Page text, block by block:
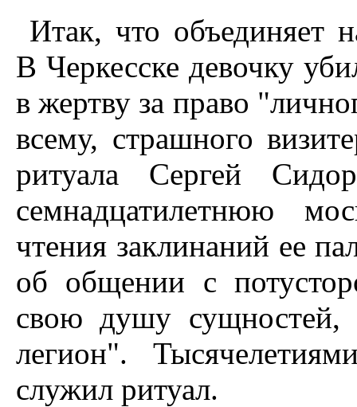
Итак, что объединяет
В Черкесске девочку
в жертву за право
всему, страшного
ритуала Сергей
семнадцатилетнюю
чтения заклинаний ее
об общении с
свою душу
легион".
служил ритуал.